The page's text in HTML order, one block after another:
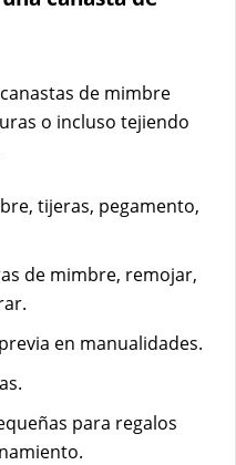
de mimbre
o incluso tejiendo
tijeras, pegamento,
de mimbre, remojar,
en manualidades.
para regalos